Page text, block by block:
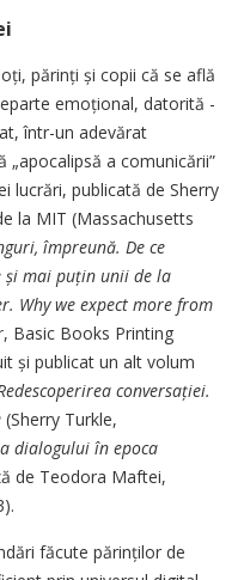
părinți și copii că se află
emoțional, datorită
într-un adevărat
­„apocalipsă a comunicării”
lucrări, publicată de Sherry
la MIT (Massachusetts
împreună. De ce
și mai puțin unii de la
Why we expect more from
, Basic Books Printing
și publicat un alt volum
conversației.
(Sherry Turkle,
dialogului în epoca
de Teodora Maftei,
făcute părinților de